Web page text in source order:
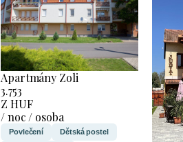
Apartmány Zoli
3.753
Z HUF
/ noc / osoba
Povlečení Dětská postel